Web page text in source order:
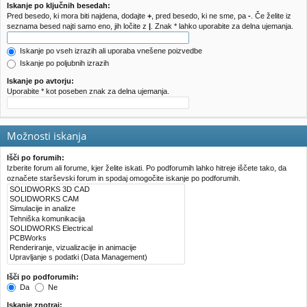
Iskanje po ključnih besedah:
Pred besedo, ki mora biti najdena, dodajte + , pred besedo, ki ne sme, pa - . Če želite iz
seznama besed najti samo eno, jih ločite z | . Znak * lahko uporabite za delna ujemanja.
Iskanje po vseh izrazih ali uporaba vnešene poizvedbe
Iskanje po poljubnih izrazih
Iskanje po avtorju:
Uporabite * kot poseben znak za delna ujemanja.
Možnosti iskanja
Išči po forumih:
Izberite forum ali forume, kjer želite iskati. Po podforumih lahko hitreje iščete tako, da
označete starševski forum in spodaj omogočite iskanje po podforumih.
Išči po podforumih:
Da
Ne
Iskanje znotraj: